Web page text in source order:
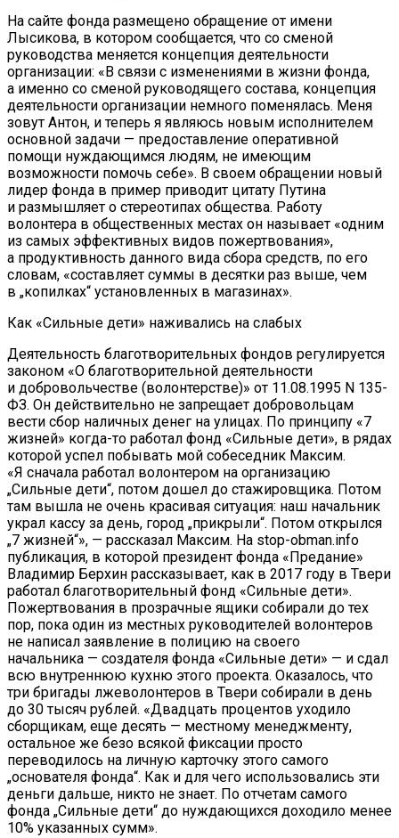
На сайте фонда размещено обращение от имени
Лысикова, в котором сообщается, что со сменой
руководства меняется концепция деятельности
организации: «В связи с изменениями в жизни фонда,
а именно со сменой руководящего состава, концепция
деятельности организации немного поменялась. Меня
зовут Антон, и теперь я являюсь новым исполнителем
основной задачи — предоставление оперативной
помощи нуждающимся людям, не имеющим
возможности помочь себе». В своем обращении новый
лидер фонда в пример приводит цитату Путина
и размышляет о стереотипах общества. Работу
волонтера в общественных местах он называет «одним
из самых эффективных видов пожертвования»,
а продуктивность данного вида сбора средств, по его
словам, «составляет суммы в десятки раз выше, чем
в „копилках“ установленных в магазинах».
Как «Сильные дети» наживались на слабых
Деятельность благотворительных фондов регулируется
законом «О благотворительной деятельности
и добровольчестве (волонтерстве)» от 11.08.1995 N 135-
ФЗ. Он действительно не запрещает добровольцам
вести сбор наличных денег на улицах. По принципу «7
жизней» когда-то работал фонд «Сильные дети», в рядах
которой успел побывать мой собеседник Максим.
«Я сначала работал волонтером на организацию
„Сильные дети“, потом дошел до стажировщика. Потом
там вышла не очень красивая ситуация: наш начальник
украл кассу за день, город „прикрыли“. Потом открылся
„7 жизней“», — рассказал Максим. На stop-obman.info
публикация, в которой президент фонда «Предание»
Владимир Берхин рассказывает, как в 2017 году в Твери
работал благотворительный фонд «Сильные дети».
Пожертвования в прозрачные ящики собирали до тех
пор, пока один из местных руководителей волонтеров
не написал заявление в полицию на своего
начальника — создателя фонда «Сильные дети» — и сдал
всю внутреннюю кухню этого проекта. Оказалось, что
три бригады лжеволонтеров в Твери собирали в день
до 30 тысяч рублей. «Двадцать процентов уходило
сборщикам, еще десять — местному менеджменту,
остальное же безо всякой фиксации просто
переводилось на личную карточку этого самого
„основателя фонда“. Как и для чего использовались эти
деньги дальше, никто не знает. По отчетам самого
фонда „Сильные дети“ до нуждающихся доходило менее
10% указанных сумм».